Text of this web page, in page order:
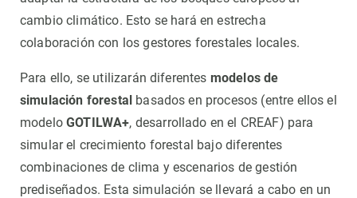
cambio climático. Esto se hará en estrecha
colaboración con los gestores forestales locales.
Para ello, se utilizarán diferentes modelos de
simulación forestal basados ​​en procesos (entre ellos el
modeloGOTILWA+, desarrollado en el CREAF) para
simular el crecimiento forestal bajo diferentes
combinaciones de clima y escenarios de gestión
prediseñados. Esta simulación se llevará a cabo en un